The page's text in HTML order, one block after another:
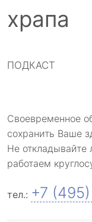
храпа
ПОДКАСТ
Своевременное
сохранить Ваше
Не откладывайте
работаем
тел.: +7